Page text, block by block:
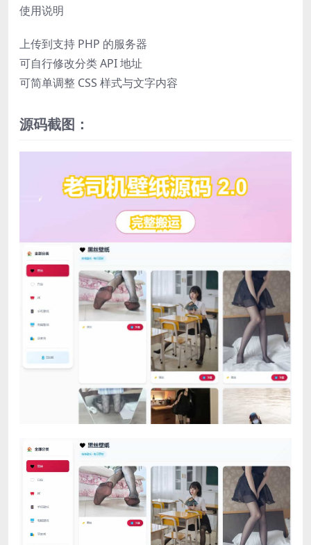
使用说明
上传到支持 PHP 的服务器
可自行修改分类 API 地址
可简单调整 CSS 样式与文字内容
源码截图：